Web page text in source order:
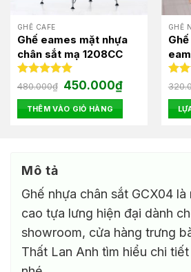
GHẾ CAFE
Ghế eames mặt nhựa
chân sắt mạ 1208CC
Được xếp
5.00
5 sao
480.000₫ Giá
gốc
là:
480.000₫.
450.000₫Giá
hiện
tại
là:
450.000₫.
THÊM VÀO GIỎ HÀNG
GHẾ
5
biến
thể.
Các
tùy
chọn
Mô tả
Ghế nhựa chân sắt GCX04 là
cao tựa lưng hiện đại dành
showroom, cửa hàng trưng
Thất Lan Anh tìm hiểu chi